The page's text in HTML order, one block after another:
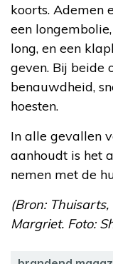
koorts. Ademen
een
long, en een
geven. Bij beide
benauwdheid,
hoesten.
In alle gevallen
aanhoudt is het
nemen met de
(Bron:
Margriet. Foto: